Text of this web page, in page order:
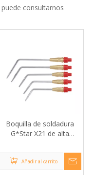
puede consultarnos
Boquilla de soldadura
G*Star X21 de alta
Añadir al carrito